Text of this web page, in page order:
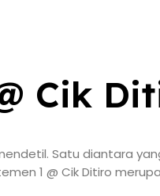
Cik
Satu diantara
1 @ Cik Ditiro